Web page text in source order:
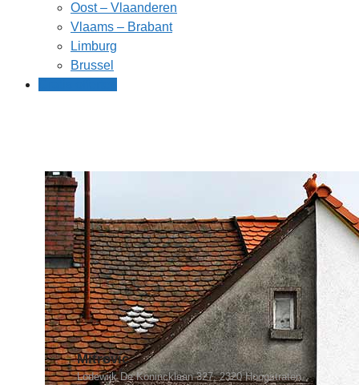
Oost – Vlaanderen
Vlaams – Brabant
Limburg
Brussel
Mitrovic
Lodewijk De Konincklaan 327, 2320 Hoogstraten